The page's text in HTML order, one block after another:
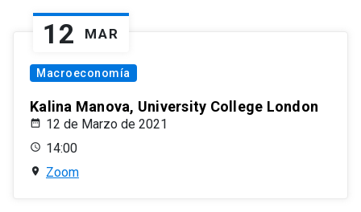
12 MAR
Macroeconomía
Kalina Manova, University College London
12 de Marzo de 2021
14:00
Zoom